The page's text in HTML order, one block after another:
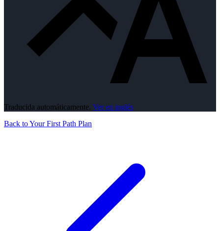
Traducida automáticamente. Ver en inglés
Back to Your First Path Plan